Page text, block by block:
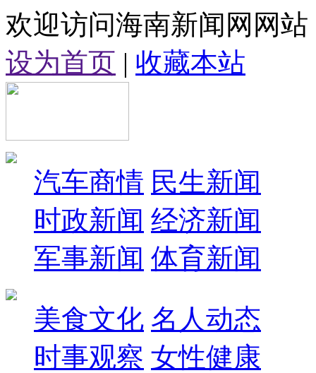
欢迎访问海南新闻网网站
设为首页 | 收藏本站
汽车商情 民生新闻
时政新闻 经济新闻
军事新闻 体育新闻
美食文化 名人动态
时事观察 女性健康